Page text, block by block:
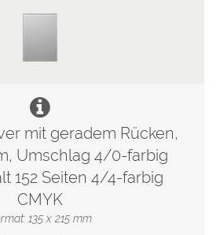
mit geradem Rücken,
Umschlag 4/0-farbig
152 Seiten 4/4-farbig
CMYK
135 x 215 mm